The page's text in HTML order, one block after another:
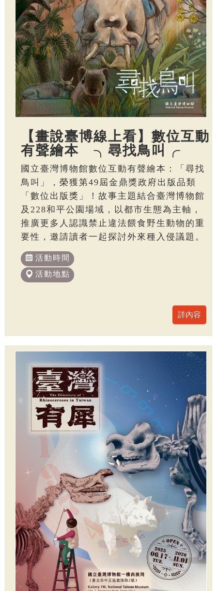
【畫說臺博線上看】數位互動
有聲繪本 ╮尋找鳥叫╭
國立臺灣博物館數位互動有聲繪本：「尋找
鳥叫」，榮獲第49屆金鼎獎政府出版品類
「數位出版獎」！故事主題結合臺灣博物館
及228和平公園場域，以都市生態為主軸，
推廣更多人認識禁止違法餵食野生動物的重
要性，邀請讀者一起探討外來種入侵議題。
活動時間
活動地點